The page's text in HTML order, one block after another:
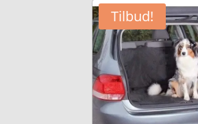
Tilbud!